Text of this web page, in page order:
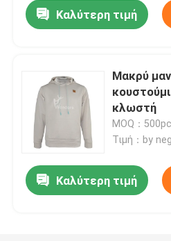
Σπίτι
Προϊόντα
Περίπου εμείς
Καλύτερη τιμή
Μακρύ
κλωστή
MOQ：
Τιμή：by
Καλύτερη τιμή